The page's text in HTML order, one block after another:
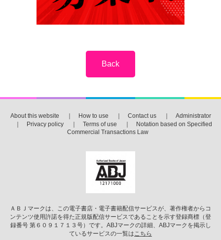
About this website ｜ How to use ｜ Contact us｜ Administrator
｜ Privacy policy ｜ Terms of use ｜ Notation based on Specified
Commercial Transactions Law
ＡＢＪマークは、この電子書店・電子書籍配信サービスが、著作権者からコ
ンテンツ使用許諾を得た正規版配信サービスであることを示す登録商標（登
録番号 第６０９１７１３号）です。ABJマークの詳細、ABJマークを掲示し
ているサービスの一覧は こちら